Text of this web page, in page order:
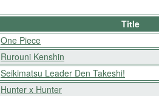
Title
One Piece
Rurouni Kenshin
Seikimatsu Leader Den Takeshi!
Hunter x Hunter